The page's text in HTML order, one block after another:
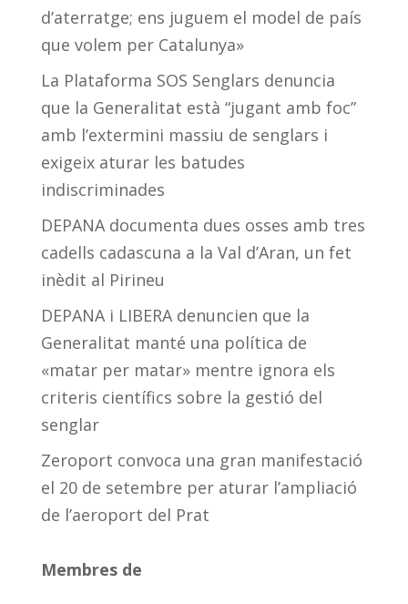
d’aterratge; ens juguem el model de país
que volem per Catalunya»
La Plataforma SOS Senglars denuncia
que la Generalitat està “jugant amb foc”
amb l’extermini massiu de senglars i
exigeix aturar les batudes
indiscriminades
DEPANA documenta dues osses amb tres
cadells cadascuna a la Val d’Aran, un fet
inèdit al Pirineu
DEPANA i LIBERA denuncien que la
Generalitat manté una política de
«matar per matar» mentre ignora els
criteris científics sobre la gestió del
senglar
Zeroport convoca una gran manifestació
el 20 de setembre per aturar l’ampliació
de l’aeroport del Prat
Membres de